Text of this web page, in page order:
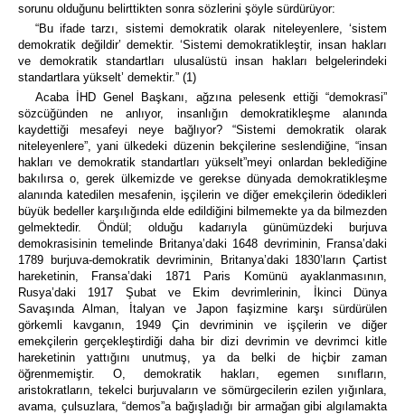
sorunu olduğunu belirttikten sonra sözlerini şöyle sürdürüyor:
“Bu ifade tarzı, sistemi demokratik olarak niteleyenlere, ‘sistem
demokratik değildir’ demektir. ‘Sistemi demokratikleştir, insan hakları
ve demokratik standartları ulusalüstü insan hakları belgelerindeki
standartlara yükselt’ demektir.” (1)
Acaba İHD Genel Başkanı, ağzına pelesenk ettiği “demokrasi”
sözcüğünden ne anlıyor, insanlığın demokratikleşme alanında
kaydettiği mesafeyi neye bağlıyor? “Sistemi demokratik olarak
niteleyenlere”, yani ülkedeki düzenin bekçilerine seslendiğine, “insan
hakları ve demokratik standartları yükselt”meyi onlardan beklediğine
bakılırsa o, gerek ülkemizde ve gerekse dünyada demokratikleşme
alanında katedilen mesafenin, işçilerin ve diğer emekçilerin ödedikleri
büyük bedeller karşılığında elde edildiğini bilmemekte ya da bilmezden
gelmektedir. Öndül; olduğu kadarıyla günümüzdeki burjuva
demokrasisinin temelinde Britanya’daki 1648 devriminin, Fransa’daki
1789 burjuva-demokratik devriminin, Britanya’daki 1830’ların Çartist
hareketinin, Fransa’daki 1871 Paris Komünü ayaklanmasının,
Rusya’daki 1917 Şubat ve Ekim devrimlerinin, İkinci Dünya
Savaşında Alman, İtalyan ve Japon faşizmine karşı sürdürülen
görkemli kavganın, 1949 Çin devriminin ve işçilerin ve diğer
emekçilerin gerçekleştirdiği daha bir dizi devrimin ve devrimci kitle
hareketinin yattığını unutmuş, ya da belki de hiçbir zaman
öğrenmemiştir. O, demokratik hakları, egemen sınıfların,
aristokratların, tekelci burjuvaların ve sömürgecilerin ezilen yığınlara,
avama, çulsuzlara, “demos”a bağışladığı bir armağan gibi algılamakta